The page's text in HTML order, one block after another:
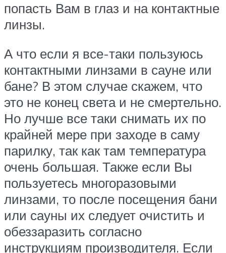
попасть Вам в глаз и на контактные
линзы.
А что если я все-таки пользуюсь
контактными линзами в сауне или
бане? В этом случае скажем, что
это не конец света и не смертельно.
Но лучше все таки снимать их по
крайней мере при заходе в саму
парилку, так как там температура
очень большая. Также если Вы
пользуетесь многоразовыми
линзами, то после посещения бани
или сауны их следует очистить и
обеззаразить согласно
инструкциям производителя. Если